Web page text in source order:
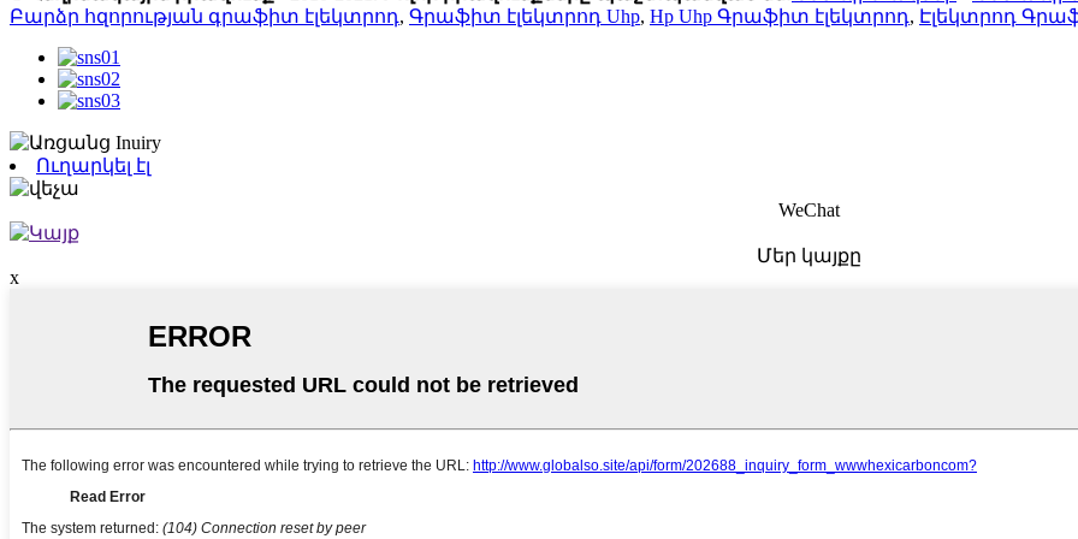
Բարձր հզորության գրաֆիտ էլեկտրոդ, Գրաֆիտ էլեկտրոդ Uhp, Hp Uhp Գրաֆիտ էլեկտրոդ, Էլեկտրոդ
Ուղարկել էլ
WeChat
Մեր կայքը
x